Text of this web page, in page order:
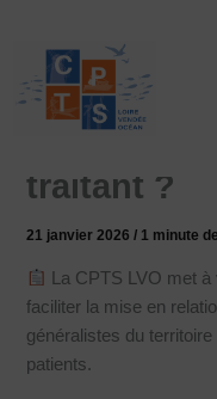
contenu
traitant ?
21 janvier 2026/ 1 minute
La CPTS LVO met
faciliter la mise en
généralistes du
patients.